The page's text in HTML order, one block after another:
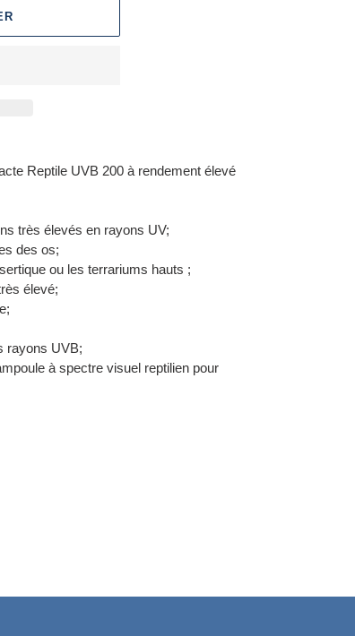
Reptile UVB 200 à rendement élevé
très élevés en rayons UV;
des os;
ou les terrariums hauts ;
élevé;
rayons UVB;
à spectre visuel reptilien pour